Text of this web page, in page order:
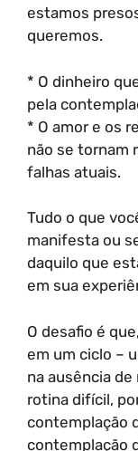
estamos
queremos.
* O dinheiro
pela
* O amor e os
não se tornam
falhas atuais.
Tudo o que
manifesta ou
daquilo que
em sua
O desafio é
em um ciclo –
na ausência
rotina difícil,
contemplação
contemplação